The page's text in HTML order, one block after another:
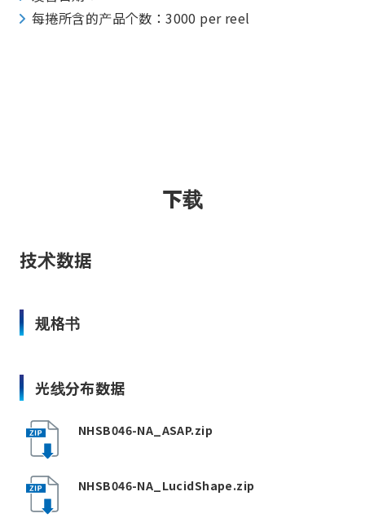
每捲所含的产品个数：3000 per reel
下载
技术数据
规格书
光线分布数据
NHSB046-NA_ASAP.zip
NHSB046-NA_LucidShape.zip